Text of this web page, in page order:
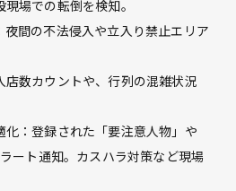
場での転倒を検知。
夜間の不法侵入や立入り禁止エリア
店数カウントや、行列の混雑状況
化：登録された「要注意人物」や
ート通知。カスハラ対策など現場